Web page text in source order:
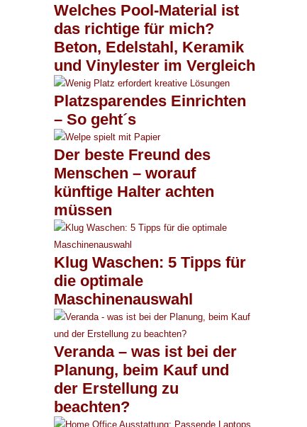
Welches Pool-Material ist
das richtige für mich?
Beton, Edelstahl, Keramik
und Vinylester im Vergleich
Platzsparendes Einrichten
– So geht´s
Der beste Freund des
Menschen – worauf
künftige Halter achten
müssen
Klug Waschen: 5 Tipps für
die optimale
Maschinenauswahl
Veranda – was ist bei der
Planung, beim Kauf und
der Erstellung zu
beachten?